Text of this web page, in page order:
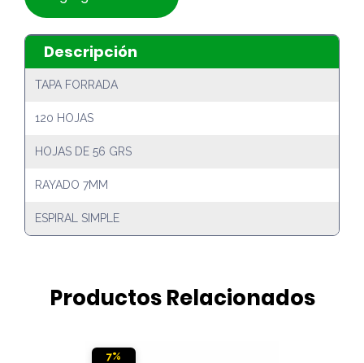
Descripción
TAPA FORRADA
120 HOJAS
HOJAS DE 56 GRS
RAYADO 7MM
ESPIRAL SIMPLE
Productos Relacionados
7%